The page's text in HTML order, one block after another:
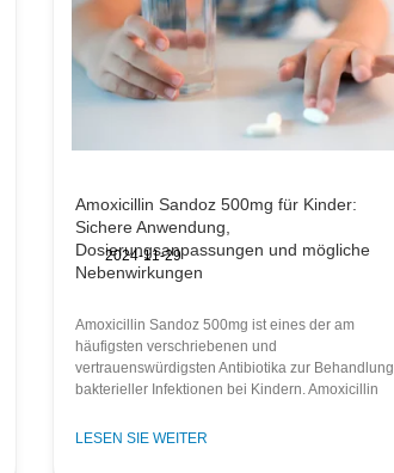
Amoxicillin Sandoz 500mg für Kinder:
Sichere Anwendung,
Dosierungsanpassungen und mögliche
Nebenwirkungen
Amoxicillin Sandoz 500mg ist eines der am
häufigsten verschriebenen und
vertrauenswürdigsten Antibiotika zur Behandlung
bakterieller Infektionen bei Kindern. Amoxicillin
LESEN SIE WEITER
2024-11-29